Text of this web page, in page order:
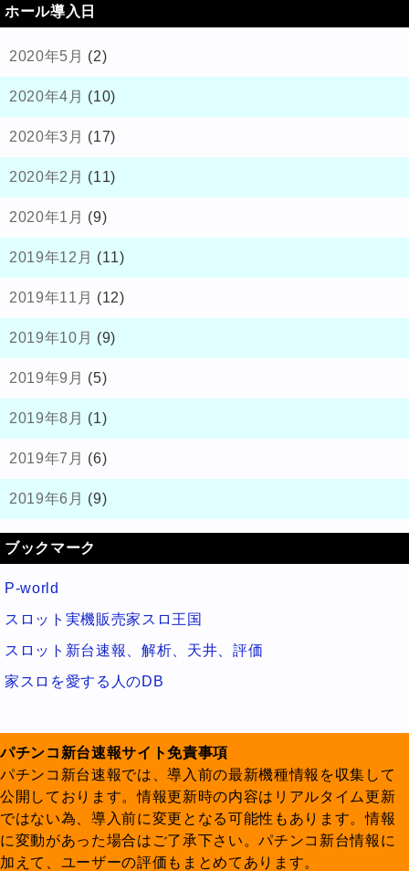
ホール導入日
2020年5月 (2)
2020年4月 (10)
2020年3月 (17)
2020年2月 (11)
2020年1月 (9)
2019年12月 (11)
2019年11月 (12)
2019年10月 (9)
2019年9月 (5)
2019年8月 (1)
2019年7月 (6)
2019年6月 (9)
ブックマーク
P-world
スロット実機販売家スロ王国
スロット新台速報、解析、天井、評価
家スロを愛する人のDB
パチンコ新台速報サイト免責事項
パチンコ新台速報では、導入前の最新機種情報を収集して
公開しております。情報更新時の内容はリアルタイム更新
ではない為、導入前に変更となる可能性もあります。情報
に変動があった場合はご了承下さい。パチンコ新台情報に
加えて、ユーザーの評価もまとめてあります。